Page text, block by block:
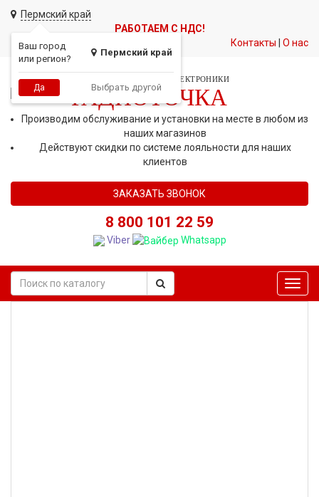
Пермский край
Ваш город
или регион?
Пермский край
Да Выбрать другой
РАБОТАЕМ С НДС!
Контакты
О нас
СЕТЬ МАГАЗИНОВ АВТОЭЛЕКТРОНИКИ
РАДИОТОЧКА
Производим обслуживание и установки на месте в любом из
наших магазинов
Действуют скидки по системе лояльности для наших
клиентов
ЗАКАЗАТЬ ЗВОНОК
8 800 101 22 59
Viber Whatsapp